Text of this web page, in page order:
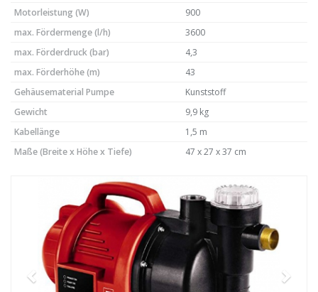
Motorleistung (W)
900
max. Fördermenge (l/h)
3600
max. Förderdruck (bar)
4,3
max. Förderhöhe (m)
43
Gehäusematerial Pumpe
Kunststoff
Gewicht
9,9 kg
Kabellänge
1,5 m
Maße (Breite x Höhe x Tiefe)
47 x 27 x 37 cm